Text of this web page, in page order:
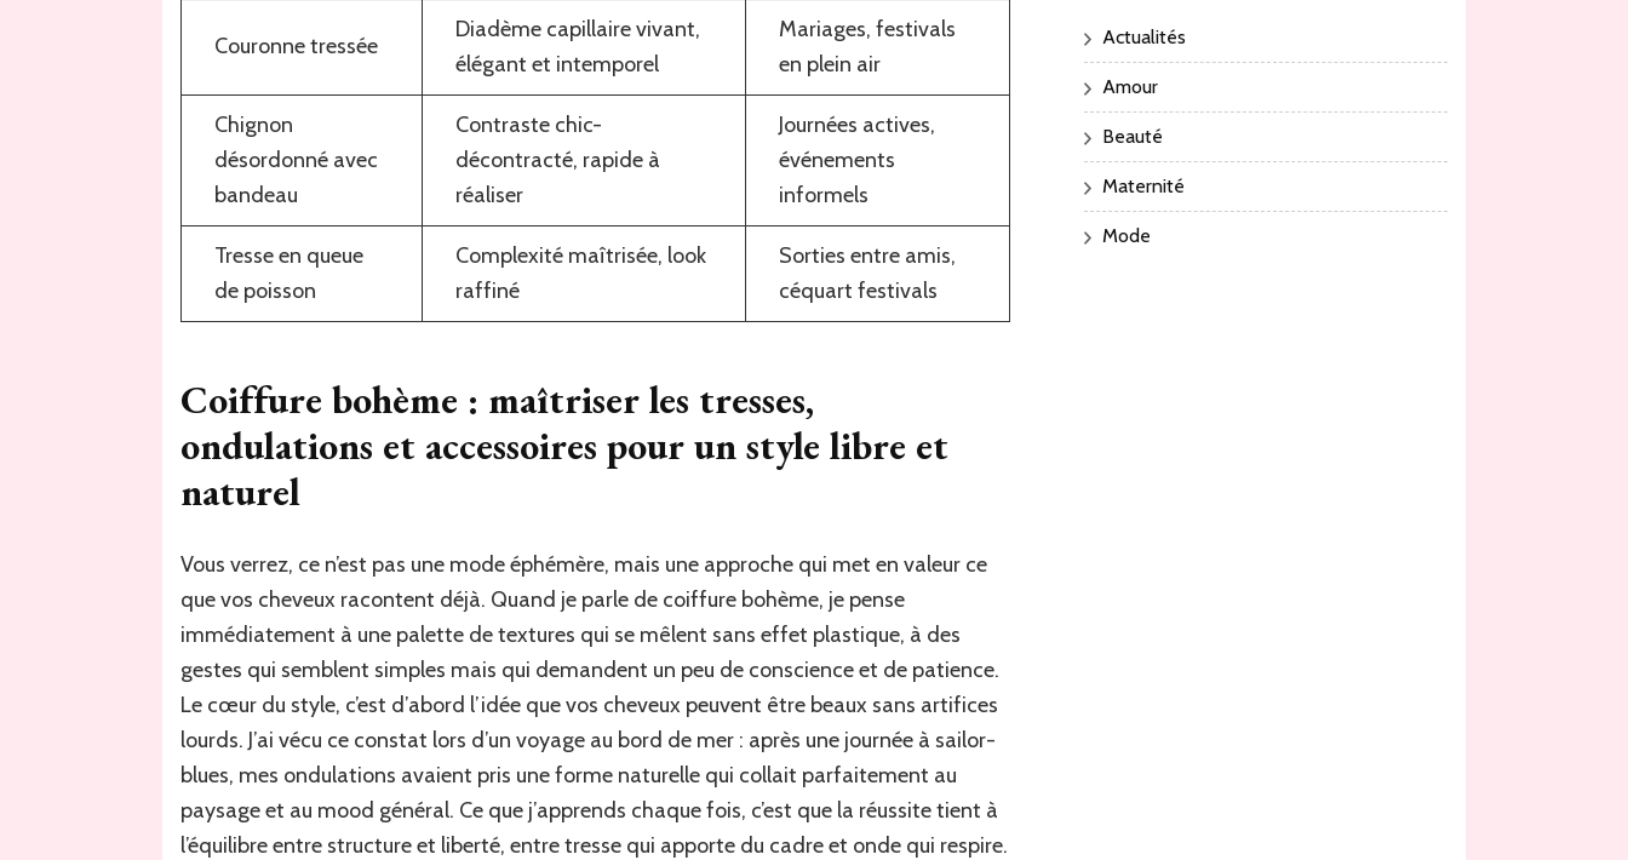
Couronne tressée
Diadème capillaire vivant,
élégant et intemporel
Mariages, festivals
en plein air
Chignon
désordonné avec
bandeau
Contraste chic-
décontracté, rapide à
réaliser
Journées actives,
événements
informels
Tresse en queue
de poisson
Complexité maîtrisée, look
raffiné
Sorties entre amis,
céquart festivals
Coiffure bohème : maîtriser les tresses,
ondulations et accessoires pour un style libre et
naturel
Vous verrez, ce n’est pas une mode éphémère, mais une approche qui met en valeur ce
que vos cheveux racontent déjà. Quand je parle de coiffure bohème, je pense
immédiatement à une palette de textures qui se mêlent sans effet plastique, à des
gestes qui semblent simples mais qui demandent un peu de conscience et de patience.
Le cœur du style, c’est d’abord l’idée que vos cheveux peuvent être beaux sans artifices
lourds. J’ai vécu ce constat lors d’un voyage au bord de mer : après une journée à sailor-
blues, mes ondulations avaient pris une forme naturelle qui collait parfaitement au
paysage et au mood général. Ce que j’apprends chaque fois, c’est que la réussite tient à
l’équilibre entre structure et liberté, entre tresse qui apporte du cadre et onde qui respire.
Actualités
Amour
Beauté
Maternité
Mode